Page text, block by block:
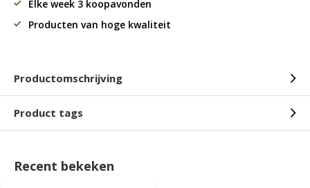
Elke week 3 koopavonden
Producten van hoge kwaliteit
Productomschrijving
Product tags
Recent bekeken